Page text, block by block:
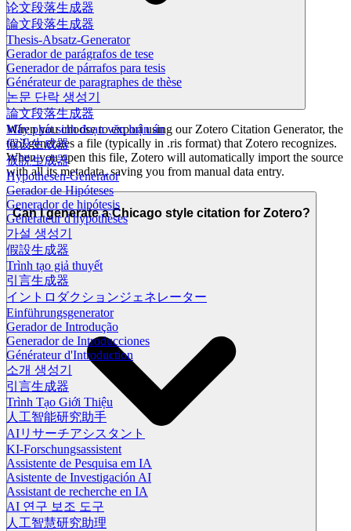
论文段落生成器
論文段落生成器
Thesis-Absatz-Generator
Gerador de parágrafos de tese
Generador de párrafos para tesis
Générateur de paragraphes de thèse
논문 단락 생성기
論文段落生成器
Máy phát sinh đoạn văn luận án
假设生成器
仮説生成器
Hypothesen-Generator
Gerador de Hipóteses
Generador de hipótesis
Générateur d'hypothèses
가설 생성기
假設生成器
Trình tạo giả thuyết
引言生成器
イントロダクションジェネレーター
Einführungsgenerator
Gerador de Introdução
Generador de Introducciones
Générateur d'Introduction
소개 생성기
引言生成器
Trình Tạo Giới Thiệu
人工智能研究助手
AIリサーチアシスタント
KI-Forschungsassistent
Assistente de Pesquisa em IA
Asistente de Investigación AI
Assistant de recherche en IA
AI 연구 보조 도구
人工智慧研究助理
When you choose to export using our Zotero Citation Generator, the
tool generates a file (typically in .ris format) that Zotero recognizes.
When you open this file, Zotero will automatically import the source
with all its metadata, saving you from manual data entry.
Can I generate a Chicago style citation for Zotero?